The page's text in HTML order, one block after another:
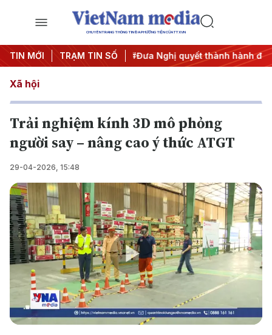
CHUYÊN TRANG THÔNG TIN ĐA PHƯƠNG TIỆN CỦA TTXVN
TIN MỚI TRẠM TIN SỐ
3 #APEC 2027 #Đưa Nghị quyết thành hành động
Xã hội
Trải nghiệm kính 3D mô phỏng
người say – nâng cao ý thức ATGT
29-04-2026, 15:48
Play
Video